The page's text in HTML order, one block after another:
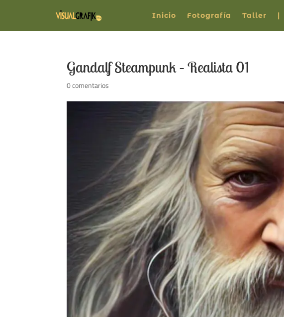
Inicio Fotografía Taller |
Gandalf Steampunk – Realista 01
0 comentarios